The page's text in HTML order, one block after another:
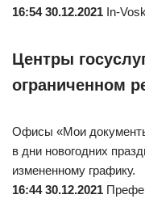
16:54 30.12.2021 In-
Центры
ограниченном
Офисы «Мои
в дни новогодних
измененному графику.
16:44 30.12.2021